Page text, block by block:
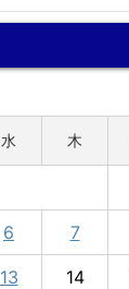
水 木
6 7
13 14